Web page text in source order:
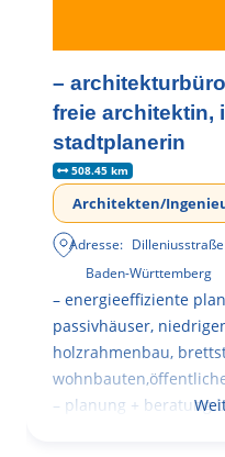
–
freie architektin,
stadtplanerin
508.45 km
Architekten/
Adresse:
Baden-Württemberg
– energieeffiziente
passivhäuser,
holzrahmenbau,
– planung + beratung